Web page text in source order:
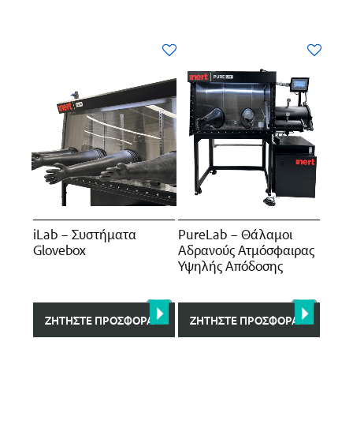
iLab – Συστήματα
Glovebox
ΖΗΤΉΣΤΕ ΠΡΟΣΦΟΡΆ
PureLab – Θάλαμοι
Αδρανούς Ατμόσφαιρας
Υψηλής Aπόδοσης
ΖΗΤΉΣΤΕ ΠΡΟΣΦΟΡΆ